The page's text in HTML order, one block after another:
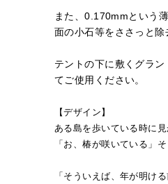
また、0.170mmという
面の小石等をささっと除
テントの下に敷くグラ
てご使用ください。
【デザイン】
ある島を歩いている時に見
「お、椿が咲いている」
「そういえば、年が明け